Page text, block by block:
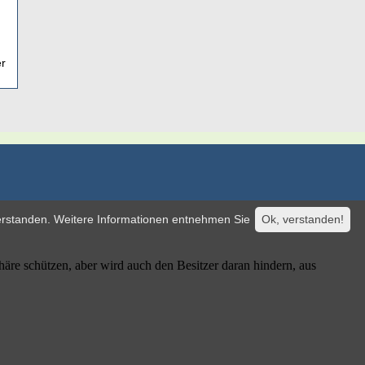
Ok, verstanden!
Weitere Informationen entnehmen Sie